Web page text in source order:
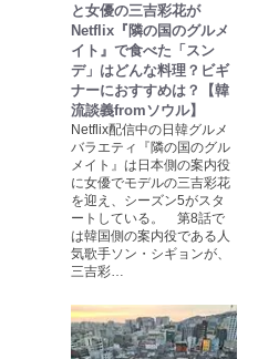
と女優の三吉彩花が
Netflix『隣の国のグルメ
イト』で食べた「スン
デ」はどんな料理？ビギ
ナーにおすすめは？【韓
流談義fromソウル】
Netflix配信中の日韓グルメ
バラエティ『隣の国のグル
メイト』は日本側の案内役
に女優でモデルの三吉彩花
を迎え、シーズン5がスタ
ートしている。 第8話で
は韓国側の案内役である人
気歌手ソン・シギョンが、
三吉彩…